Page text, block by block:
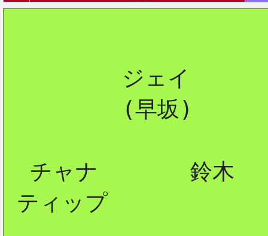
         ジェイ
         (早坂)
  チャナ       鈴木
ティップ